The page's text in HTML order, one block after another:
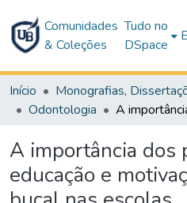
Comunidades
& Coleções
Tudo no
DSpace
Início
Odontologia
A importância dos
educação e